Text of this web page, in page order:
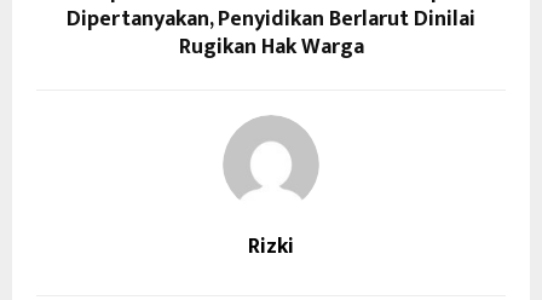
Dipertanyakan, Penyidikan Berlarut Dinilai
Rugikan Hak Warga
Rizki